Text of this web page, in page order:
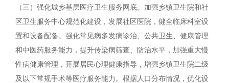
（三）强化城乡基层医疗卫生服务网底。加强乡镇卫生院和社
区卫生服务中心规范化建设，发展社区医院，健全临床科室设
置和设备配备。强化常见病多发病诊治、公共卫生、健康管理
和中医药服务能力，提升传染病筛查、防治水平，加强重大慢
性病健康管理，开展居民心理健康指导，增强乡镇卫生院二级
及以下常规手术等医疗服务能力。根据人口分布情况，优化设